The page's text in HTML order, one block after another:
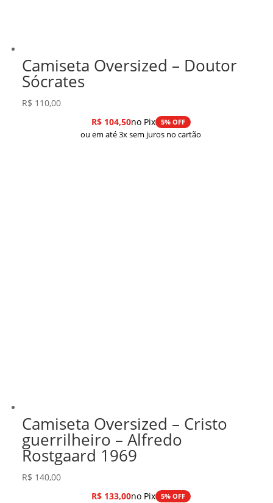
Camiseta Oversized – Doutor
Sócrates
R$ 110,00
R$104,50no Pix 5% OFF
ou em até 3x sem juros no cartão
Camiseta Oversized – Cristo
guerrilheiro – Alfredo
Rostgaard 1969
R$ 140,00
R$133,00no Pix 5% OFF